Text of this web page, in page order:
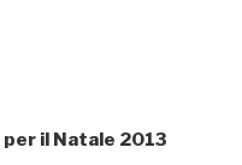
il Natale 2013